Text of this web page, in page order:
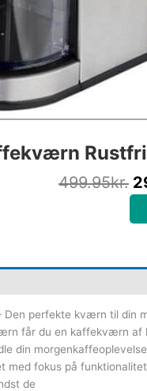
499.95kr.
perfekte kværn til din
får du en kaffekværn af
din
med fokus på
de